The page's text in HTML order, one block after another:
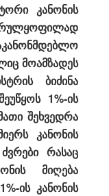
კანონის
მოამზადეს
ბიძინა
1%-ის
შეხვედრა
კანონის
რასაც
მიღება
ის კანონის